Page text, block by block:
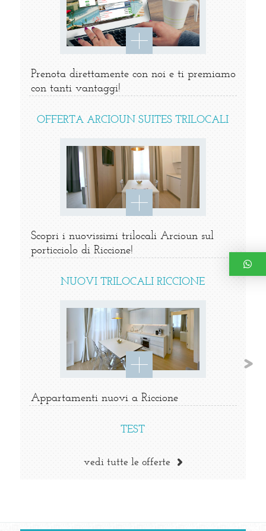
Prenota direttamente con noi e ti premiamo
con tanti vantaggi!
OFFERTA ARCIOUN SUITES TRILOCALI
Scopri i nuovissimi trilocali Arcioun sul
porticciolo di Riccione!
NUOVI TRILOCALI RICCIONE
Appartamenti nuovi a Riccione
TEST
vedi tutte le offerte